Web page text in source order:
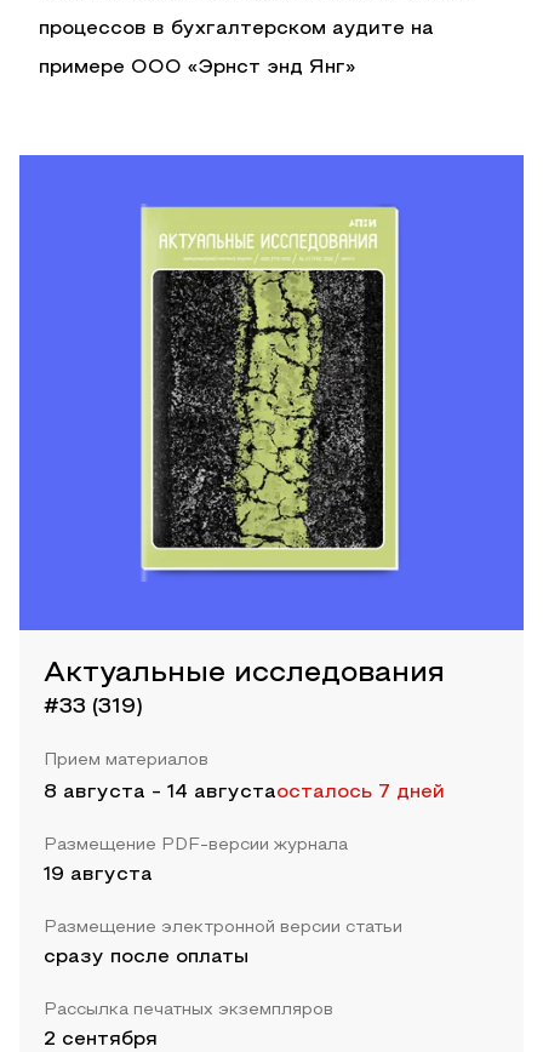
процессов в бухгалтерском аудите на
примере ООО «Эрнст энд Янг»
Актуальные исследования
#33 (319)
Прием материалов
8 августа - 14 августаосталось 7 дней
Размещение PDF-версии журнала
19 августа
Размещение электронной версии статьи
сразу после оплаты
Рассылка печатных экземпляров
2 сентября